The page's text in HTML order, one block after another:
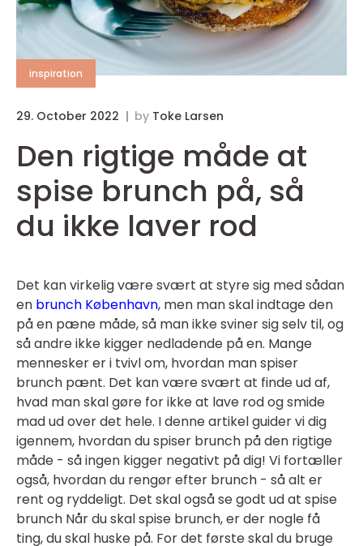
inspiration
29. October 2022 by Toke Larsen
Den rigtige måde at
spise brunch på, så
du ikke laver rod
Det kan virkelig være svært at styre sig med sådan
en brunch København, men man skal indtage den
på en pæne måde, så man ikke sviner sig selv til, og
så andre ikke kigger nedladende på en. Mange
mennesker er i tvivl om, hvordan man spiser
brunch pænt. Det kan være svært at finde ud af,
hvad man skal gøre for ikke at lave rod og smide
mad ud over det hele. I denne artikel guider vi dig
igennem, hvordan du spiser brunch på den rigtige
måde - så ingen kigger negativt på dig! Vi fortæller
også, hvordan du rengør efter brunch - så alt er
rent og ryddeligt. Det skal også se godt ud at spise
brunch Når du skal spise brunch, er der nogle få
ting, du skal huske på. For det første skal du bruge